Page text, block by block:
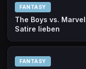
FANTASY
The Boys vs.
Satire lieben
FANTASY